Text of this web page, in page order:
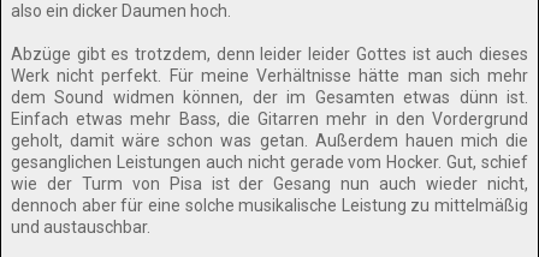
also ein dicker Daumen hoch.
Abzüge gibt es trotzdem, denn leider leider Gottes ist auch dieses
Werk nicht perfekt. Für meine Verhältnisse hätte man sich mehr
dem Sound widmen können, der im Gesamten etwas dünn ist.
Einfach etwas mehr Bass, die Gitarren mehr in den Vordergrund
geholt, damit wäre schon was getan. Außerdem hauen mich die
gesanglichen Leistungen auch nicht gerade vom Hocker. Gut, schief
wie der Turm von Pisa ist der Gesang nun auch wieder nicht,
dennoch aber für eine solche musikalische Leistung zu mittelmäßig
und austauschbar.